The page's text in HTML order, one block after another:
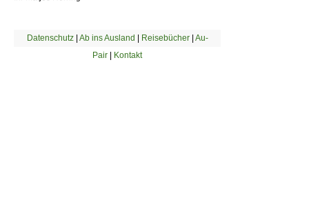
Datenschutz| Ab ins Ausland | Reisebücher| Au-
Pair | Kontakt